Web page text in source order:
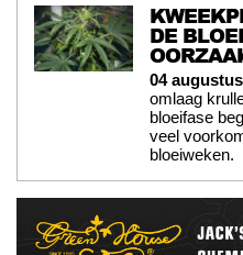
DE
04
omlaag
bloeifase
veel
bloeiweken.